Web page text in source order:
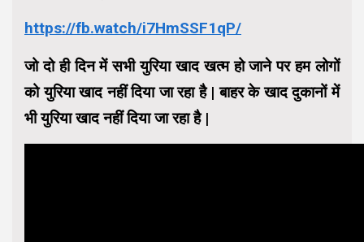
https://fb.watch/i7HmSSF1qP/
जो दो ही दिन में सभी युरिया खाद खत्म हो जाने पर हम लोगों
को युरिया खाद नहीं दिया जा रहा है | बाहर के खाद दुकानों में
भी युरिया खाद नहीं दिया जा रहा है |